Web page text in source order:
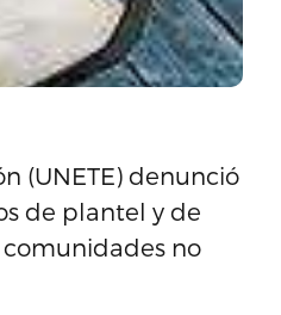
(UNETE) denunció
de plantel y de
comunidades no